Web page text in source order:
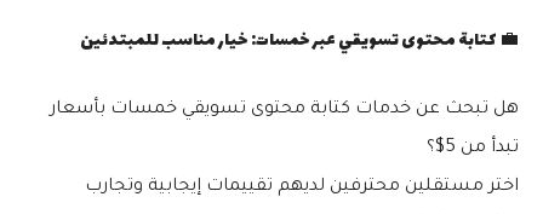
💼 كتابة محتوى تسويقي عبر خمسات: خيار مناسب للمبتدئين
هل تبحث عن خدمات كتابة محتوى تسويقي خمسات بأسعار
تبدأ من 5$؟
اختر مستقلين محترفين لديهم تقييمات إيجابية وتجارب